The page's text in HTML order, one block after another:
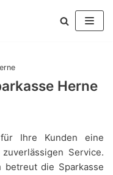
Herne
Ihre Kunden eine
Service.
betreut die Sparkasse